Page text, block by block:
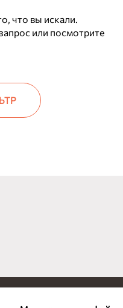
что вы искали.
или посмотрите